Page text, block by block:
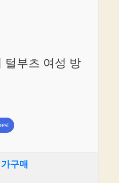
털부츠 여성 방
구매